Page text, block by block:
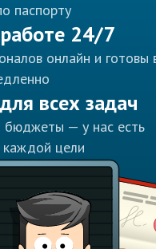
паспорту
24/7
онлайн и готовы
всех задач
— у нас есть
каждой цели